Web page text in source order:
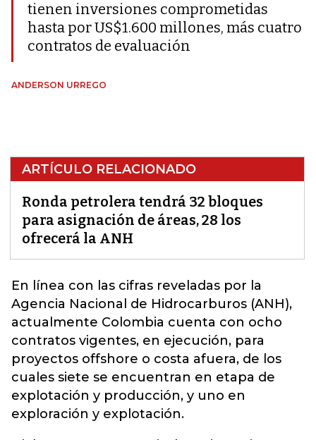
tienen inversiones comprometidas
hasta por US$1.600 millones, más cuatro
contratos de evaluación
ANDERSON URREGO
ARTÍCULO RELACIONADO
Ronda petrolera tendrá 32 bloques
para asignación de áreas, 28 los
ofrecerá la ANH
En línea con las cifras reveladas por la
Agencia Nacional de Hidrocarburos (ANH),
actualmente Colombia cuenta con ocho
contratos vigentes, en ejecución, para
proyectos offshore o costa afuera, de los
cuales siete se encuentran en etapa de
explotación y producción, y uno en
exploración y explotación.